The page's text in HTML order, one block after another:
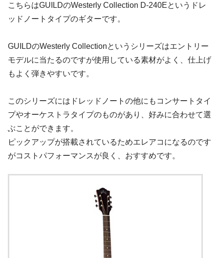
こちらはGUILDのWesterly Collection D-240Eというドレ
ッドノートタイプのギターです。
GUILDのWesterly Collectionというシリーズはエントリー
モデルに当たるのですが使用している素材がよく、仕上げ
もよく弾きやすいです。
このシリーズにはドレッドノートの他にもコンサートタイ
プやオーケストラタイプのものがあり、好みに合わせて選
ぶことができます。
ピックアップが搭載されているためエレアコになるのです
がコストパフォーマンスが良く、おすすめです。